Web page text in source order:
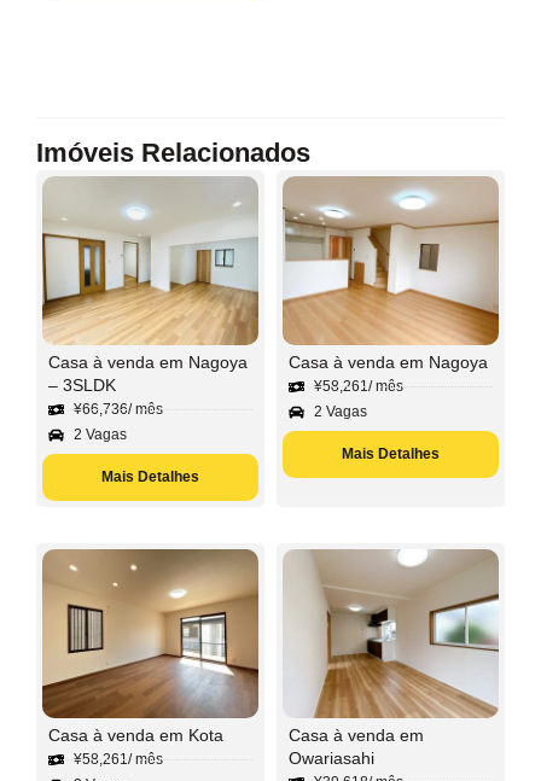
Imóveis Relacionados
Casa à venda em Nagoya
– 3SLDK
¥66,736/ mês
2 Vagas
Mais Detalhes
Casa à venda em Nagoya
¥58,261/ mês
2 Vagas
Mais Detalhes
Casa à venda em Kota
¥58,261/ mês
Casa à venda em
Owariasahi